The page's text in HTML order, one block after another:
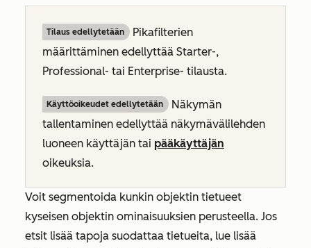
Tilaus edellytetään
Pikafilterien
määrittäminen edellyttää Starter-,
Professional- tai Enterprise- tilausta.
Käyttöoikeudet edellytetään
Näkymän
tallentaminen edellyttää näkymävälilehden
luoneen käyttäjän tai pääkäyttäjän
oikeuksia.
Voit segmentoida kunkin objektin tietueet
kyseisen objektin ominaisuuksien perusteella. Jos
etsit lisää tapoja suodattaa tietueita, lue lisää